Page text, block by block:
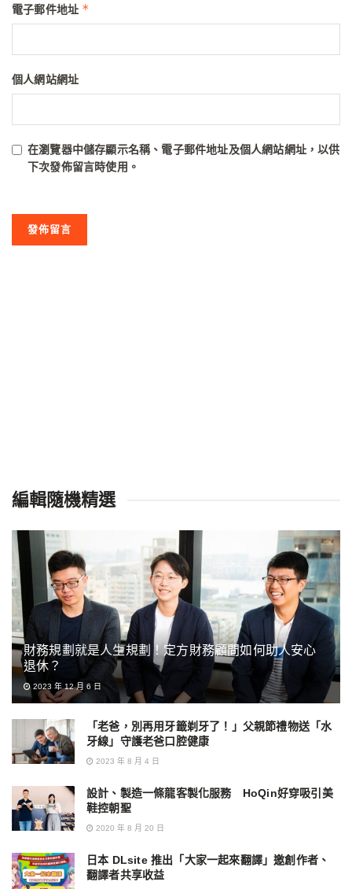
電子郵件地址 *
個人網站網址
在瀏覽器中儲存顯示名稱、電子郵件地址及個人網站網址，以供
下次發佈留言時使用。
編輯隨機精選
財務規劃就是人生規劃！定方財務顧問如何助人安心
退休？
2023 年 12 月 6 日
「老爸，別再用牙籤剃牙了！」父親節禮物送「水
牙線」守護老爸口腔健康
2023 年 8 月 4 日
設計、製造一條龍客製化服務 HoQin好穿吸引美
鞋控朝聖
2020 年 8 月 20 日
日本 DLsite 推出「大家一起來翻譯」邀創作者、
翻譯者共享收益